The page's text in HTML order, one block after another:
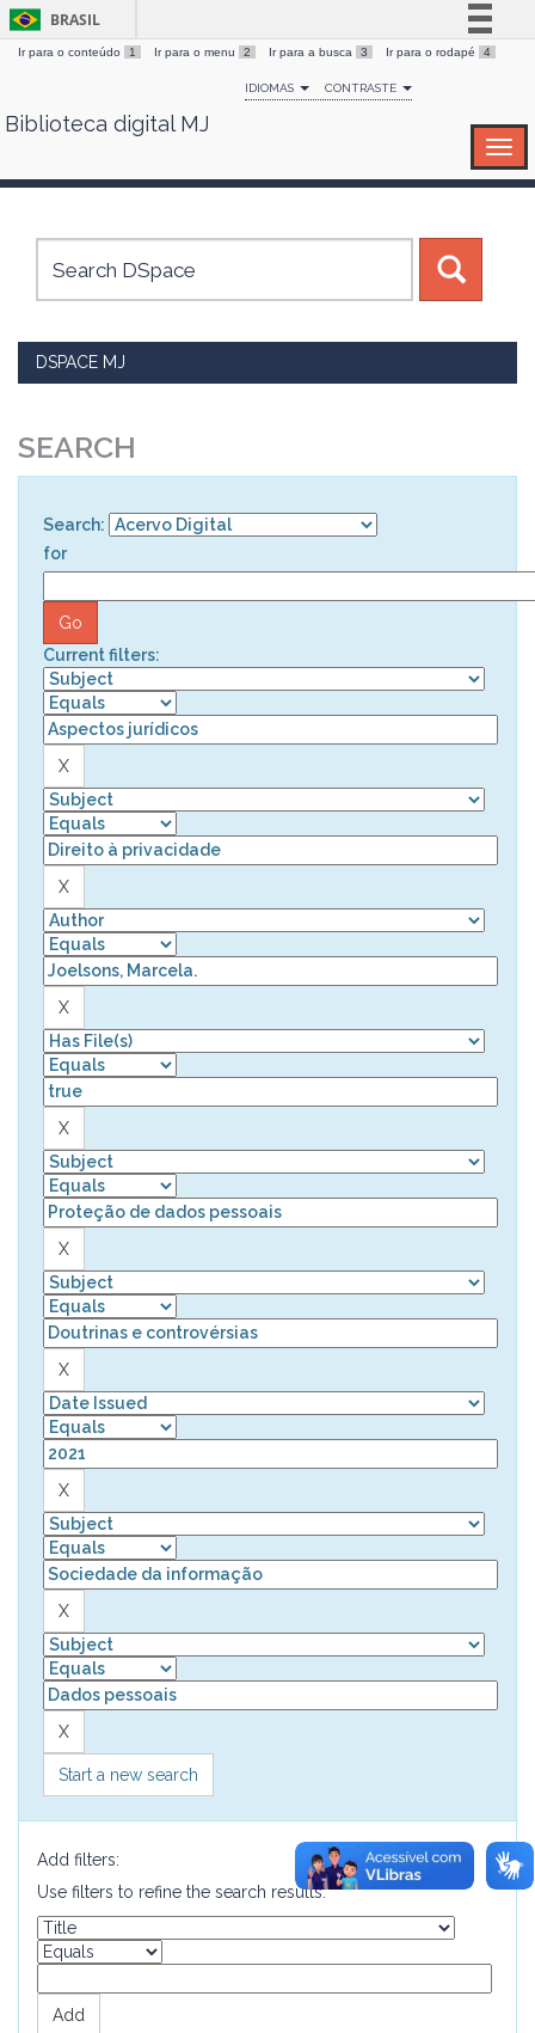
Skip
BRASIL
Simplifique!
Comunica BR
Canais
Ir para o conteúdo 1 Ir para o menu 2 Ir para a busca 3 Ir para o rodapé 4
IDIOMAS CONTRASTE
Biblioteca digital MJ
DSPACE MJ
SEARCH
Search:
for
Current filters:
Start a new search
Add filters:
Use filters to refine the search results.